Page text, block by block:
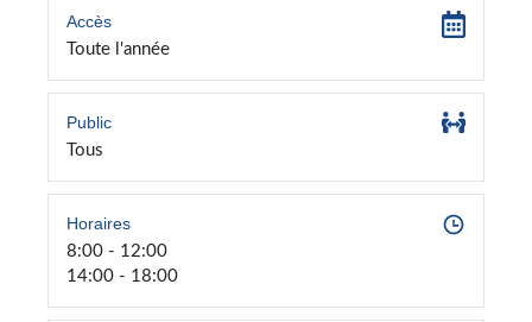
Accès
Toute l'année
Public
Tous
Horaires
8:00 - 12:00
14:00 - 18:00